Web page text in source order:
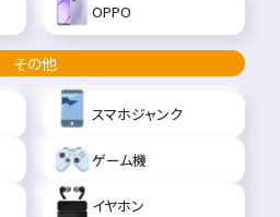
OPPO
その他
スマホジャンク
ゲーム機
イヤホン